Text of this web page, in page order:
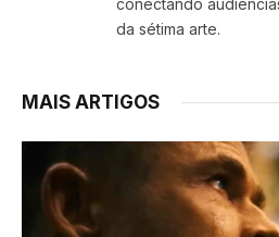
conectando
da sétima arte.
MAIS ARTIGOS